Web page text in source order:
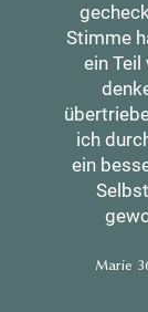
Stimme
ein
ich
ein
Marie